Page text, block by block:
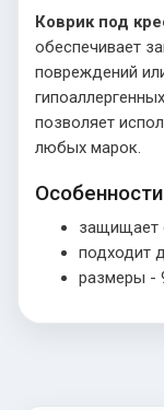
Коврик под
обеспечивает
повреждений
позволяет
любых марок.
защищает
подходит
размеры -